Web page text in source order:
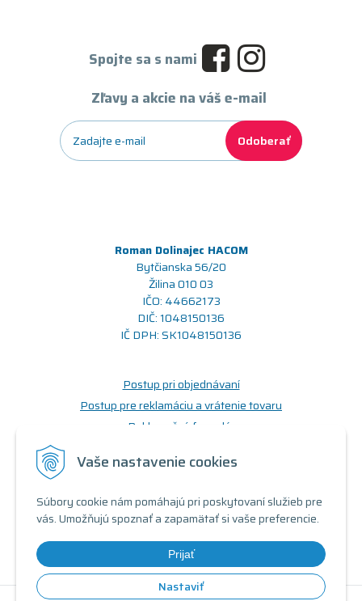
Vaše nastavenie cookies
Súbory cookie nám pomáhajú pri poskytovaní služieb pre
vás. Umožňujú spoznať a zapamätať si vaše preferencie.
Prijať
Nastaviť
Spojte sa s nami
Zľavy a akcie na váš e-mail
Odoberať
Roman Dolinajec HACOM
Bytčianska 56/20
Žilina 010 03
IČO: 44662173
DIČ: 1048150136
IČ DPH: SK1048150136
Postup pri objednávaní
Postup pre reklamáciu a vrátenie tovaru
Reklamačný formulár
Obchodné podmienky
Doprava a možnosti platby
Triedy a stavy produktov